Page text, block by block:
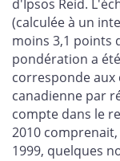
d'Ipsos Reid.
(calculée à un
moins 3,1 points
pondération a
corresponde
canadienne par
compte dans le
2010
1999, quelques